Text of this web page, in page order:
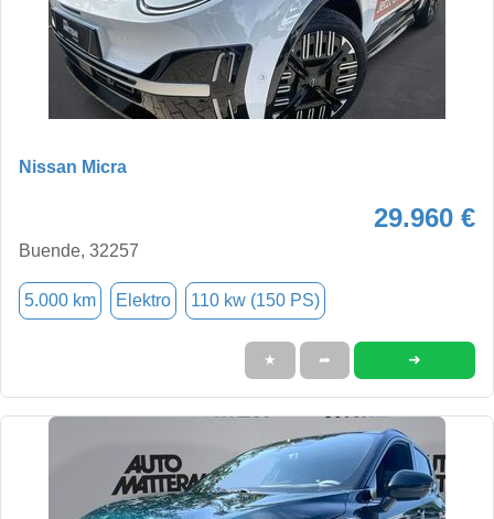
Nissan Micra
29.960 €
Buende, 32257
5.000 km Elektro 110 kw (150 PS)
★ ➦ ➜